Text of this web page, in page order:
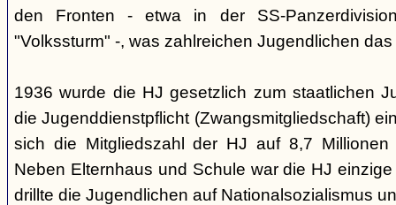
den Fronten - etwa in der SS-
"Volkssturm" -, was zahlreichen Jugendlichen
1936 wurde die HJ gesetzlich zum staatlichen
die Jugenddienstpflicht (Zwangsmitgliedschaft)
sich die Mitgliedszahl der HJ auf 8,7 Millionen
Neben Elternhaus und Schule war die HJ
drillte die Jugendlichen auf Nationalsozialismus